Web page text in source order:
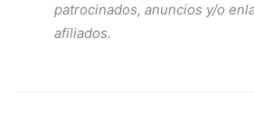
patrocinados, anuncios y/o
afiliados.